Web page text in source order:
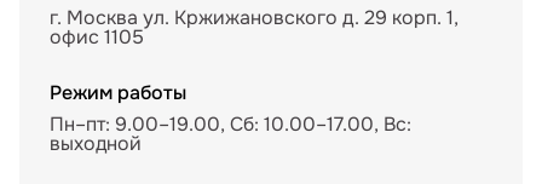
г. Москва ул. Кржижановского д. 29 корп. 1,
офис 1105
Режим работы
Пн–пт: 9.00–19.00, Сб: 10.00–17.00, Вс:
выходной